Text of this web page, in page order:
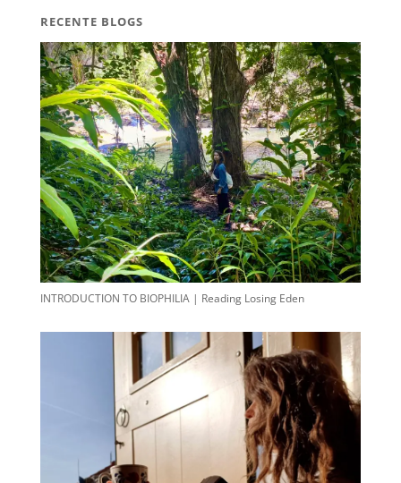
RECENTE BLOGS
INTRODUCTION TO BIOPHILIA | Reading Losing Eden